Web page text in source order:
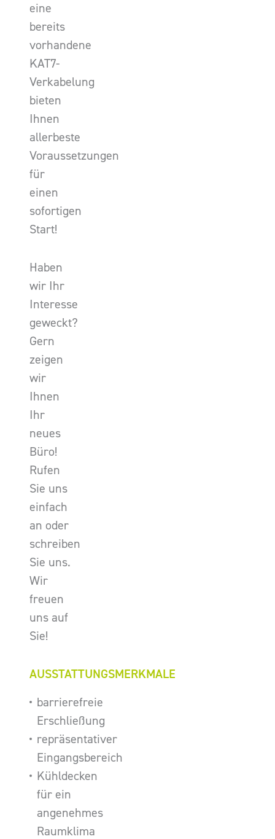
eine
bereits
vorhandene
KAT7-
Verkabelung
bieten
Ihnen
allerbeste
Voraussetzungen
für
einen
sofortigen
Start!
Haben
wir Ihr
Interesse
geweckt?
Gern
zeigen
wir
Ihnen
Ihr
neues
Büro!
Rufen
Sie uns
einfach
an oder
schreiben
Sie uns.
Wir
freuen
uns auf
Sie!
AUSSTATTUNGSMERKMALE
barrierefreie
Erschließung
repräsentativer
Eingangsbereich
Kühldecken
für ein
angenehmes
Raumklima